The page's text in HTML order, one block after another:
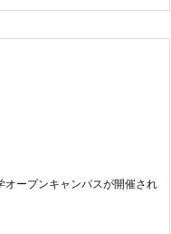
ープンキャンパスが開催され